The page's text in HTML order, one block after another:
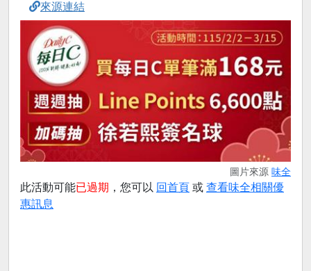
來源連結
圖片來源 味全
此活動可能已過期 ，您可以 回首頁 或 查看味全相關優
惠訊息